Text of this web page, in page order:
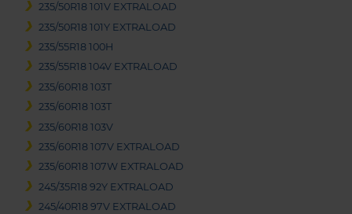
235/50R18 101V EXTRALOAD
235/50R18 101Y EXTRALOAD
235/55R18 100H
235/55R18 104V EXTRALOAD
235/60R18 103T
235/60R18 103T
235/60R18 103V
235/60R18 107V EXTRALOAD
235/60R18 107W EXTRALOAD
245/35R18 92Y EXTRALOAD
245/40R18 97V EXTRALOAD